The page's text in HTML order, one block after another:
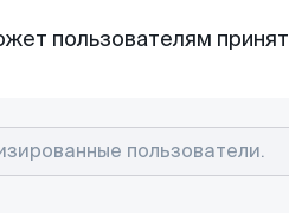
пользователям